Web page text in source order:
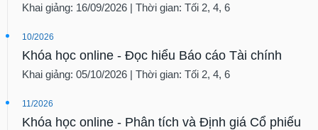
Khai giảng: 16/09/2026 | Thời gian: Tối 2, 4, 6
10/2026
Khóa học online - Đọc hiểu Báo cáo Tài chính
Khai giảng: 05/10/2026 | Thời gian: Tối 2, 4, 6
11/2026
Khóa học online - Phân tích và Định giá Cổ phiếu